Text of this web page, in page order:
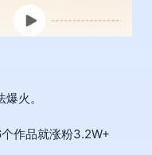
火。
作品就涨粉3.2W+